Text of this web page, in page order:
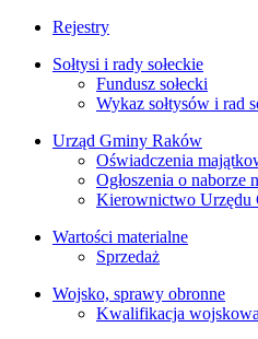
Rejestry
Sołtysi i rady sołeckie
Fundusz sołecki
Wykaz sołtysów i rad
Urząd Gminy Raków
Oświadczenia
Ogłoszenia o naborze
Kierownictwo Urzędu
Wartości materialne
Sprzedaż
Wojsko, sprawy obronne
Kwalifikacja wojskowa